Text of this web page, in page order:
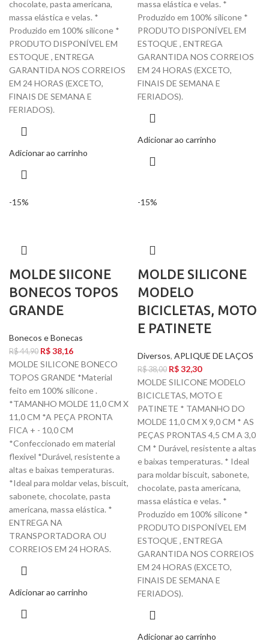
chocolate, pasta americana,
massa elástica e velas. *
Produzido em 100% silicone *
PRODUTO DISPONÍVEL EM
ESTOQUE , ENTREGA
GARANTIDA NOS CORREIOS
EM 24 HORAS (EXCETO,
FINAIS DE SEMANA E
FERIADOS).
Adicionar ao carrinho
massa elástica e velas. *
Produzido em 100% silicone *
PRODUTO DISPONÍVEL EM
ESTOQUE , ENTREGA
GARANTIDA NOS CORREIOS
EM 24 HORAS (EXCETO,
FINAIS DE SEMANA E
FERIADOS).
Adicionar ao carrinho
-15%
MOLDE SIICONE
BONECOS TOPOS
GRANDE
Bonecos e Bonecas
R$44,90 R$38,16
MOLDE SILICONE BONECO
TOPOS GRANDE *Material
feito em 100% silicone .
*TAMANHO MOLDE 11,0 CM X
11,0 CM *A PEÇA PRONTA
FICA + - 10,0 CM
*Confeccionado em material
flexível *Durável, resistente a
altas e baixas temperaturas.
*Ideal para moldar velas, biscuit,
sabonete, chocolate, pasta
americana, massa elástica. *
ENTREGA NA
TRANSPORTADORA OU
CORREIOS EM 24 HORAS.
Adicionar ao carrinho
-15%
MOLDE SILICONE
MODELO
BICICLETAS, MOTO
E PATINETE
Diversos, APLIQUE DE LAÇOS
R$38,00 R$32,30
MOLDE SILICONE MODELO
BICICLETAS, MOTO E
PATINETE * TAMANHO DO
MOLDE 11,0 CM X 9,0 CM * AS
PEÇAS PRONTAS 4,5 CM A 3,0
CM * Durável, resistente a altas
e baixas temperaturas. * Ideal
para moldar biscuit, sabonete,
chocolate, pasta americana,
massa elástica e velas. *
Produzido em 100% silicone *
PRODUTO DISPONÍVEL EM
ESTOQUE , ENTREGA
GARANTIDA NOS CORREIOS
EM 24 HORAS (EXCETO,
FINAIS DE SEMANA E
FERIADOS).
Adicionar ao carrinho